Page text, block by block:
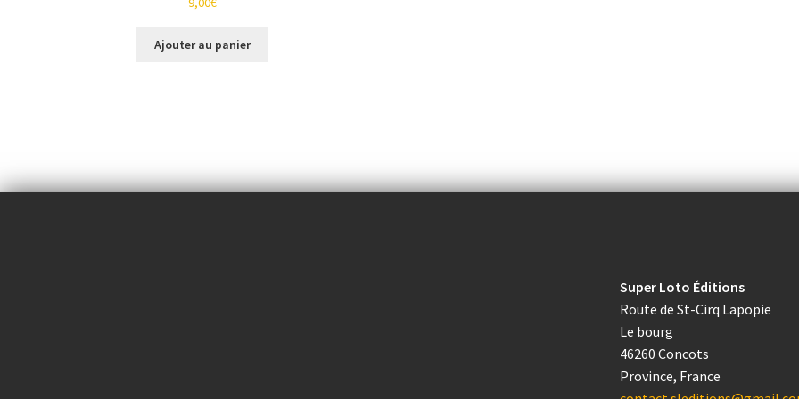
Ajouter au panier
Super Loto Éditions
Route de St-Cirq Lapopie
Le bourg
46260 Concots
Province, France